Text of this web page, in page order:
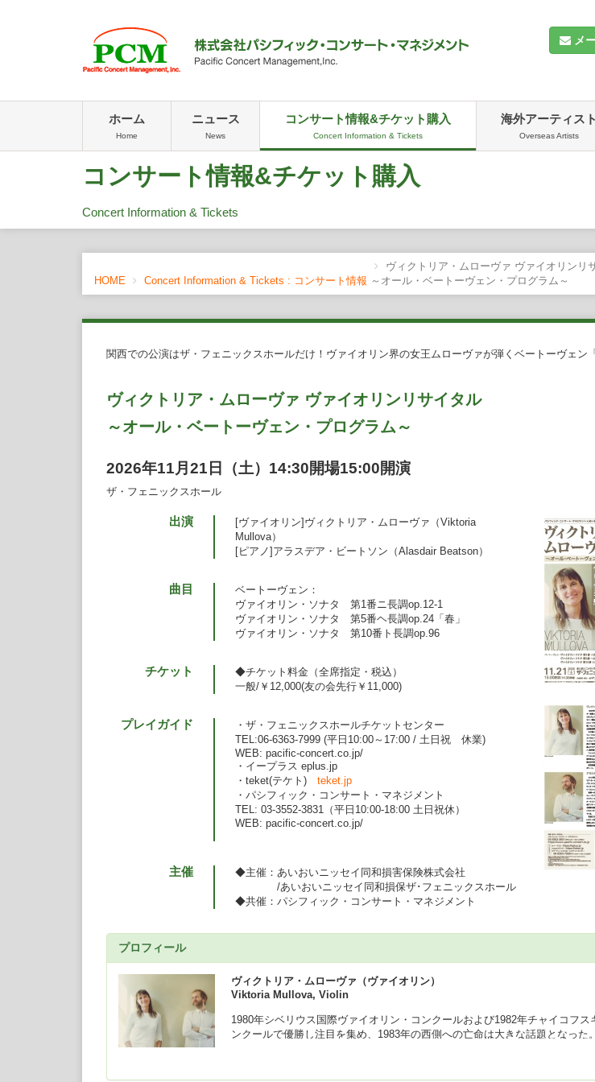
メ
ホーム
Home
ニュース
News
コンサート情報&チケット購入
Concert Information & Tickets
海外アーティスト
Overseas Artists
コンサート情報&チケット購入
Concert Information & Tickets
HOME Concert Information & Tickets : コンサート情報
ヴィクトリア・ムローヴァ ヴァイオリンリ
～オール・ベートーヴェン・プログラム～
関西での公演はザ・フェニックスホールだけ！ヴァイオリン界の女王ムローヴァが弾くベートーヴェン「
ヴィクトリア・ムローヴァ ヴァイオリンリサイタル
～オール・ベートーヴェン・プログラム～
2026年11月21日（土）14:30開場15:00開演
ザ・フェニックスホール
出演
[ヴァイオリン]ヴィクトリア・ムローヴァ（Viktoria
Mullova）
[ピアノ]アラスデア・ビートソン（Alasdair Beatson）
曲目
ベートーヴェン：
ヴァイオリン・ソナタ 第1番ニ長調op.12-1
ヴァイオリン・ソナタ 第5番ヘ長調op.24「春」
ヴァイオリン・ソナタ 第10番ト長調op.96
チケット
◆チケット料金（全席指定・税込）
一般/￥12,000(友の会先行￥11,000)
プレイガイド
・ザ・フェニックスホールチケットセンター
TEL:06-6363-7999 (平日10:00～17:00 / 土日祝 休業)
WEB: pacific-concert.co.jp/
・イープラス eplus.jp
・teket(テケト) teket.jp
・パシフィック・コンサート・マネジメント
TEL: 03-3552-3831（平日10:00-18:00 土日祝休）
WEB: pacific-concert.co.jp/
主催
◆主催：あいおいニッセイ同和損害保険株式会社
/あいおいニッセイ同和損保ザ･フェニックスホール
◆共催：パシフィック・コンサート・マネジメント
プロフィール
ヴィクトリア・ムローヴァ（ヴァイオリン）
Viktoria Mullova, Violin
1980年シベリウス国際ヴァイオリン・コンクールおよび1982年チャイコフス
ンクールで優勝し注目を集め、1983年の西側への亡命は大きな話題となった
に、ウィーン・フィルハーモニー管弦楽団やベルリン・フィルハーモニー管
めとする世界の主要オーケストラと、クラウディオ・アバド、ロリン・マゼ
ン・メータ、サイモン・ラトル、リッカルド・ムーティ、小澤征爾、ベルナ